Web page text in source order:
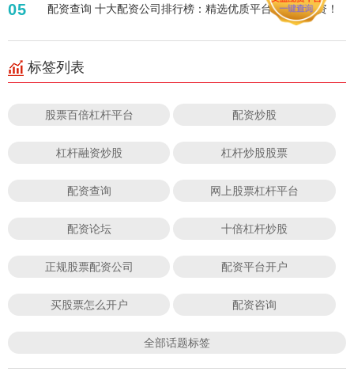
05 配资查询 十大配资公司排行榜：精选优质平台，助您投资！
标签列表
股票百倍杠杆平台 配资炒股
杠杆融资炒股 杠杆炒股股票
配资查询 网上股票杠杆平台
配资论坛 十倍杠杆炒股
正规股票配资公司 配资平台开户
买股票怎么开户 配资咨询
全部话题标签